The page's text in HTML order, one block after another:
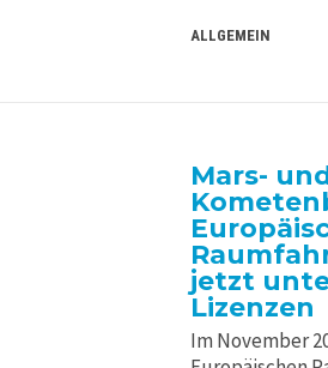
ALLGEMEIN
Mars-
jetzt
Lizenzen
Im November